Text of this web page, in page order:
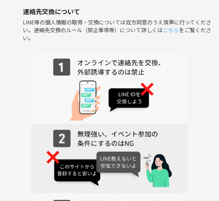
同じ話題で盛り上がれます！
⚠️注意事項⚠️
・勧誘・営業・告知・引き抜き・しつこいナンパ・暴言など
・過度なナンパ行為や迷惑行為
・開催内容や風景写真、動画のSNS等への無許可投稿
サークルやイベントの輪を乱す行動をする方、運営側の指示に従ってい
ただけない方や運営側が参加者様としてふさわしくないと判断した方
は、参加をお断りする場合がございます。
観戦もおしゃべりも全力で楽しめる特別な夜を、みんなで一緒に盛り上
げましょう！当日会場でお会いできるのを楽しみにしています🏆🥳
連絡先交換について
LINE等の個人情報の取得・交換については双方同意のうえ慎重に行ってくださ
い。連絡先交換のルール（禁止事項等）について詳しくはこちらをご覧くださ
い。